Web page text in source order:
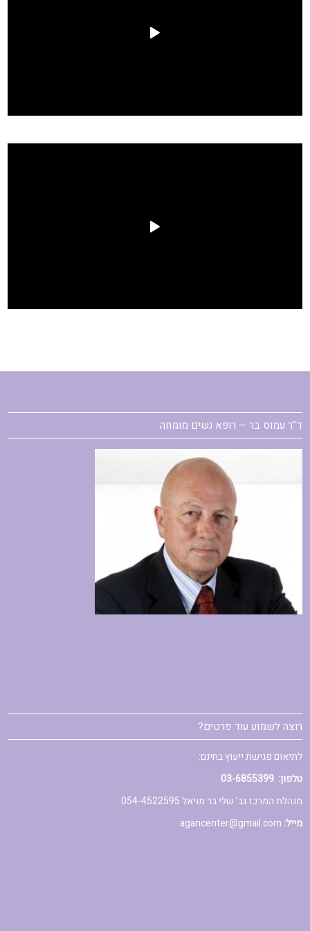
ד"ר עמוס בר – רופא נשים מומחה
רוצה לשמוע עוד פרטים?
לתיאום פגישת ייעוץ בחינם:
טלפון:03-6855399
מנהלת המרכז גב’ שלי בר מויאל 054-4522595
מייל: agancenter@gmail.com